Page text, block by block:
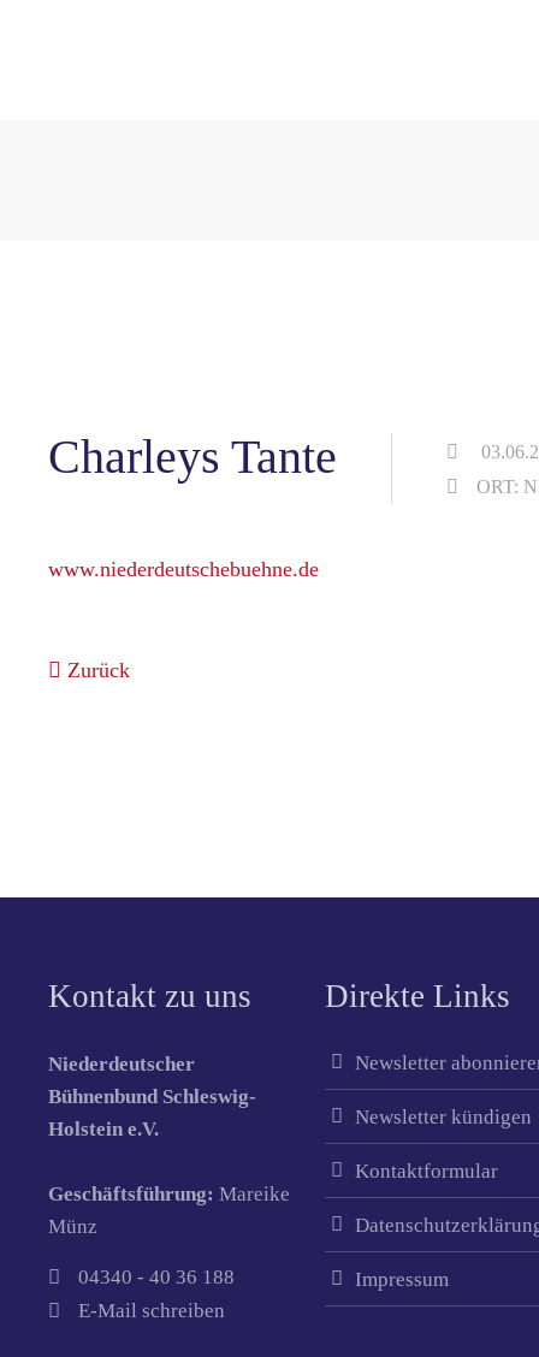
Charleys Tante
ORT:
www.niederdeutschebuehne.de
Zurück
Kontakt zu uns
Niederdeutscher
Bühnenbund Schleswig-
Holstein e.V.
Geschäftsführung:Mareike
Münz
04340 - 40 36 188
E-Mail schreiben
Direkte Links
Newsletter
Newsletter kündigen
Kontaktformular
Impressum